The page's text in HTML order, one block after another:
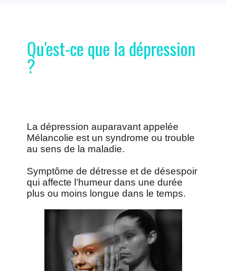
Qu'est-ce que la dépression
?
La dépression auparavant appelée
Mélancolie est un syndrome ou trouble
au sens de la maladie.
Symptôme de détresse et de désespoir
qui affecte l’humeur dans une durée
plus ou moins longue dans le temps.